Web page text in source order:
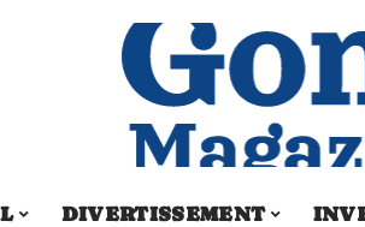
DIVERTISSEMENT